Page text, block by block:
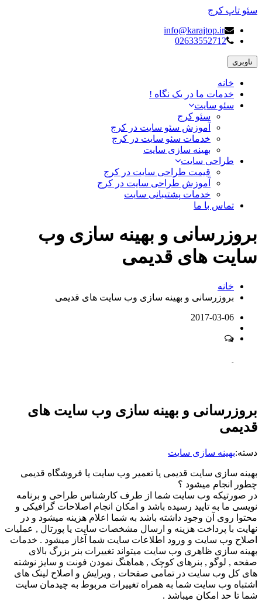
سئو تاپ کرج
info@karajtop.ir
02633552712
ناوبری
خانه
خدمات ما در یک نگاه !
سئو سایت
سئو کرج
آموزش سئو سایت در کرج
خدمات سئو سایت در کرج
بهینه سازی سایت
طراحی سایت
قیمت طراحی سایت در کرج
آموزش طراحی سایت در کرج
خدمات پشتیبانی سایت
تماس با ما
بروزرسانی و بهینه سازی وب
سایت های قدیمی
خانه
بروزرسانی و بهینه سازی وب سایت های قدیمی
2017-03-06
-
بروزرسانی و بهینه سازی وب سایت های
قدیمی
دسته:بهینه سازی سایت
بهینه سازی سایت قدیمی یا تعمیر وب سایت یا فروشگاه قدیمی
چطور انجام میشود ؟
در صورتیکه وب سایت شما از طرف کارشناس طراحی و برنامه
نویسی ما به تایید رسیده باشد و امکان انجام اصلاحات گرافیکی و
محتوا روی آن وجود داشته باشد به شما اعلام هزینه میشود و در
نهایت با پرداخت هزینه و ارسال مشخصات سایت یا پورتال , عملیات
اصلاح وب سایت و ورود اطلاعات سایت شما آغاز میشود . خدمات
بهینه سازی ظاهری وب سایت میتواند تغییرات بنر بزرگ بالای
صفحه , لوگو , بنرهای کوچک , هماهنگ نمودن فونت و سایز نوشته
های کل وب سایت در تمامی صفحات , ویرایش و اصلاح لینک های
اشتباه وب سایت شما به همراه تغییرات مربوط به چیدمان سایت
شما تا حد امکان میباشد .